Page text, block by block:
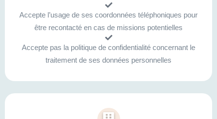
Accepte l’usage de ses coordonnées téléphoniques pour
être recontacté en cas de missions potentielles
Accepte pas la politique de confidentialité concernant le
traitement de ses données personnelles